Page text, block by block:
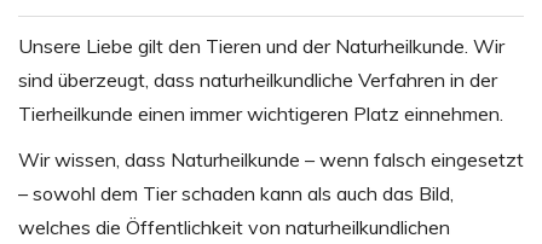
Unsere Liebe gilt den Tieren und der Naturheilkunde. Wir
sind überzeugt, dass naturheilkundliche Verfahren in der
Tierheilkunde einen immer wichtigeren Platz einnehmen.
Wir wissen, dass Naturheilkunde – wenn falsch eingesetzt
– sowohl dem Tier schaden kann als auch das Bild,
welches die Öffentlichkeit von naturheilkundlichen